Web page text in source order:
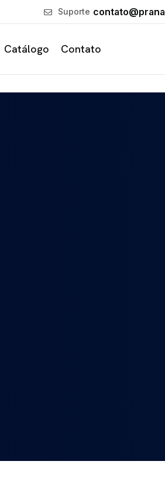
Suporte
Catálogo Contato